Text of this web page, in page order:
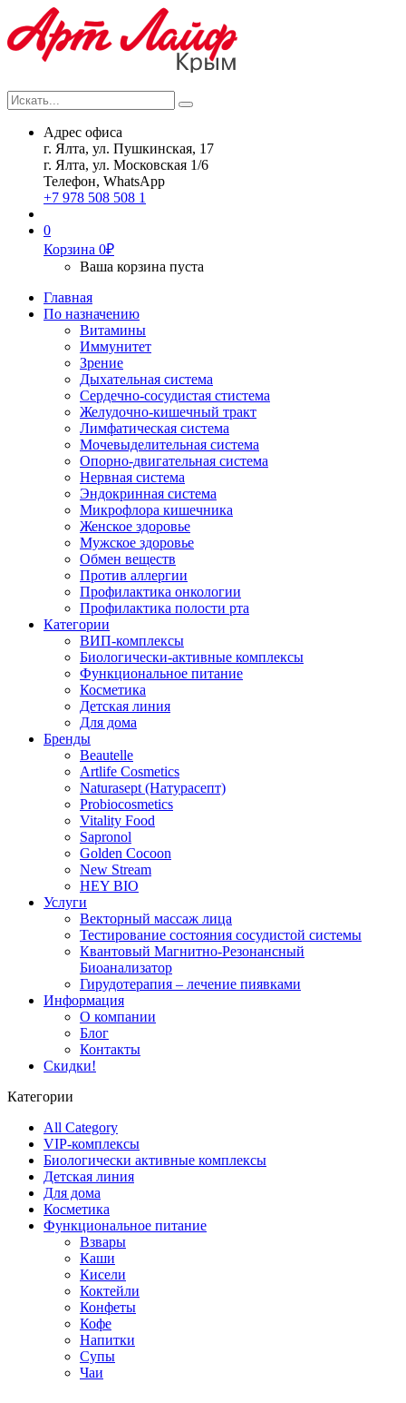
Search
Адрес офиса
г. Ялта, ул. Пушкинская, 17
г. Ялта, ул. Московская 1/6
Телефон, WhatsApp
+7 978 508 508 1
0
Корзина 0₽
Ваша корзина пуста
Главная
По назначению
Витамины
Иммунитет
Зрение
Дыхательная система
Сердечно-сосудистая стистема
Желудочно-кишечный тракт
Лимфатическая система
Мочевыделительная система
Опорно-двигательная система
Нервная система
Эндокринная система
Микрофлора кишечника
Женское здоровье
Мужское здоровье
Обмен веществ
Против аллергии
Профилактика онкологии
Профилактика полости рта
Категории
ВИП-комплексы
Биологически-активные комплексы
Функциональное питание
Косметика
Детская линия
Для дома
Бренды
Beautelle
Artlife Cosmetics
Naturasept (Натурасепт)
Probiocosmetics
Vitality Food
Sapronol
Golden Cocoon
New Stream
HEY BIO
Услуги
Векторный массаж лица
Тестирование состояния сосудистой системы
Квантовый Магнитно-Резонансный
Биоанализатор
Гирудотерапия – лечение пиявками
Информация
О компании
Блог
Контакты
Скидки!
Категории
All Category
VIP-комплексы
Биологически активные комплексы
Детская линия
Для дома
Косметика
Функциональное питание
Взвары
Каши
Кисели
Коктейли
Конфеты
Кофе
Напитки
Супы
Чаи